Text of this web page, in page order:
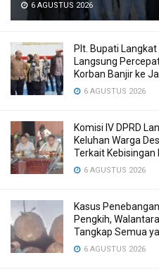
6 AGUSTUS 2026
Plt. Bupati Langkat
Langsung
Korban Banjir ke
6 AGUSTUS 2026
Komisi IV DPRD
Keluhan Warga
Terkait Kebisingan
6 AGUSTUS 2026
Kasus
Pengkih,
Tangkap Semua
6 AGUSTUS 2026